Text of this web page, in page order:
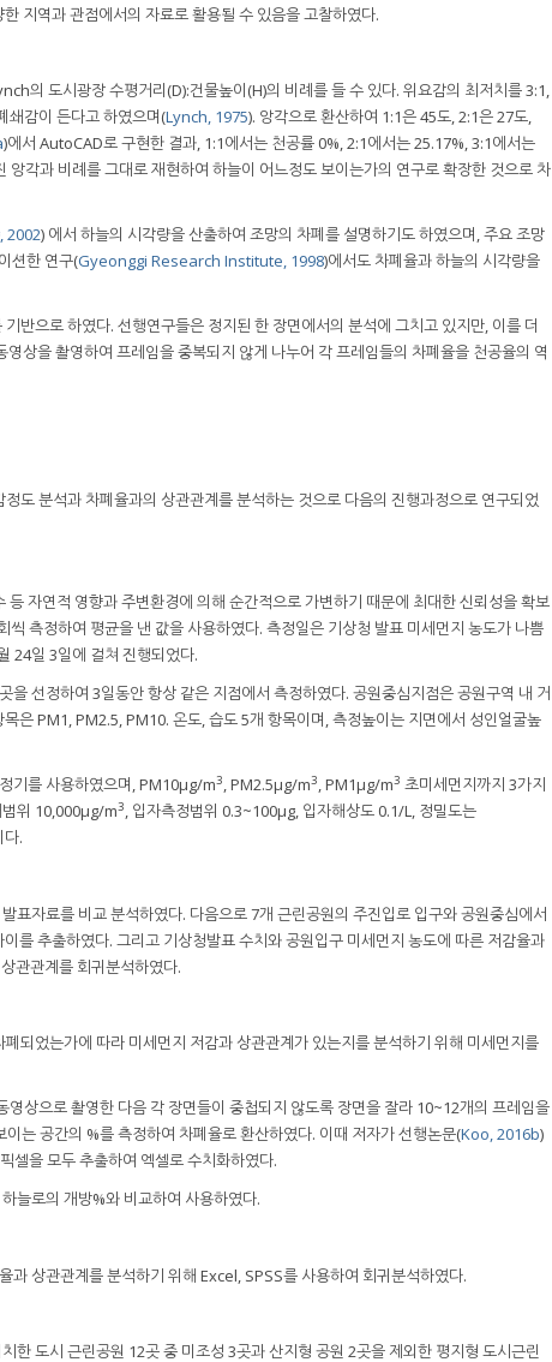
지역과 관점에서의 자료로 활용될 수 있음을 고찰하였다.
의 도시광장 수평거리(D):건물높이(H)의 비례를 들 수 있다. 위요감의 최저치를 3:1,
쇄감이 든다고 하였으며(Lynch, 1975). 앙각으로 환산하여 1:1은 45도, 2:1은 27도,
)에서 AutoCAD로 구현한 결과, 1:1에서는 천공률 0%, 2:1에서는 25.17%, 3:1에서는
각과 비례를 그대로 재현하여 하늘이 어느정도 보이는가의 연구로 확장한 것으로 차
2002) 에서 하늘의 시각량을 산출하여 조망의 차폐를 설명하기도 하였으며, 주요 조망
션한 연구(Gyeonggi Research Institute, 1998)에서도 차폐율과 하늘의 시각량을
반으로 하였다. 선행연구들은 정지된 한 장면에서의 분석에 그치고 있지만, 이를 더
상을 촬영하여 프레임을 중복되지 않게 나누어 각 프레임들의 차폐율을 천공율의 역
도 분석과 차폐율과의 상관관계를 분석하는 것으로 다음의 진행과정으로 연구되었
자연적 영향과 주변환경에 의해 순간적으로 가변하기 때문에 최대한 신뢰성을 확보
측정하여 평균을 낸 값을 사용하였다. 측정일은 기상청 발표 미세먼지 농도가 나쁨
24일 3일에 걸쳐 진행되었다.
을 선정하여 3일동안 항상 같은 지점에서 측정하였다. 공원중심지점은 공원구역 내 거
은 PM1, PM2.5, PM10. 온도, 습도 5개 항목이며, 측정높이는 지면에서 성인얼굴높
기를 사용하였으며, PM10μg/m3, PM2.5μg/m3, PM1μg/m3 초미세먼지까지 3가지
범위 10,000μg/m3, 입자측정범위 0.3~100μg, 입자해상도 0.1/L, 정밀도는
다.
표자료를 비교 분석하였다. 다음으로 7개 근린공원의 주진입로 입구와 공원중심에서
를 추출하였다. 그리고 기상청발표 수치와 공원입구 미세먼지 농도에 따른 저감율과
관관계를 회귀분석하였다.
되었는가에 따라 미세먼지 저감과 상관관계가 있는지를 분석하기 위해 미세먼지를
상으로 촬영한 다음 각 장면들이 중첩되지 않도록 장면을 잘라 10~12개의 프레임을
는 공간의 %를 측정하여 차폐율로 환산하였다. 이때 저자가 선행논문(Koo, 2016b)
셀을 모두 추출하여 엑셀로 수치화하였다.
늘로의 개방%와 비교하여 사용하였다.
과 상관관계를 분석하기 위해 Excel, SPSS를 사용하여 회귀분석하였다.
한 도시 근린공원 12곳 중 미조성 3곳과 산지형 공원 2곳을 제외한 평지형 도시근린